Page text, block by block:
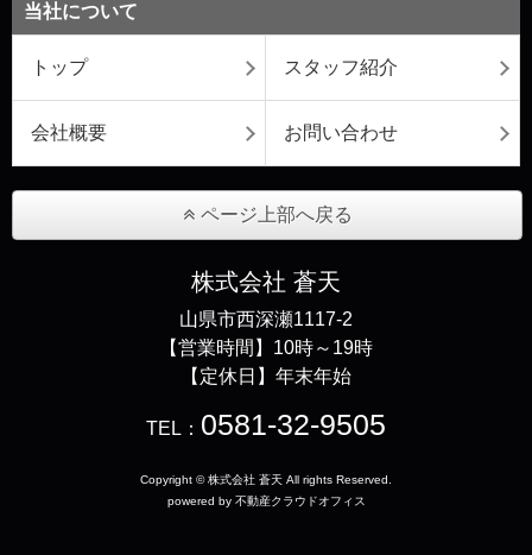
当社について
トップ スタッフ紹介
会社概要 お問い合わせ
ページ上部へ戻る
株式会社 蒼天
山県市西深瀬1117-2
【営業時間】10時～19時
【定休日】年末年始
TEL： 0581-32-9505
Copyright © 株式会社 蒼天 All rights Reserved.
powered by 不動産クラウドオフィス